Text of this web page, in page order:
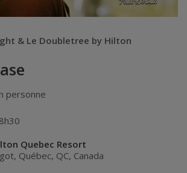
& Le Doubletree by Hilton
personne
Quebec Resort
, Québec, QC, Canada